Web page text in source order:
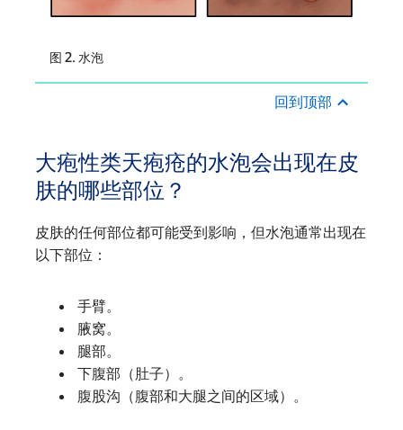
图 2. 水泡
回到顶部
大疱性类天疱疮的水泡会出现在皮
肤的哪些部位？
皮肤的任何部位都可能受到影响，但水泡通常出现在
以下部位：
手臂。
腋窝。
腿部。
下腹部（肚子）。
腹股沟（腹部和大腿之间的区域）。